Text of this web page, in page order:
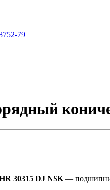
79
HR 30315 DJ NSK —